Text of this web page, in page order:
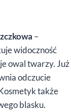
–
widoczność
owal twarzy. Już
odczucie
także
blasku.